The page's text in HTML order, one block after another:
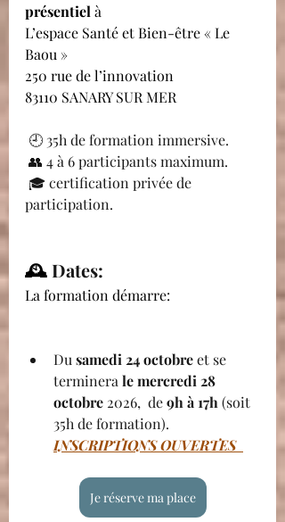
présentiel à
L’espace Santé et Bien-être « Le
Baou »
250 rue de l’innovation
83110 SANARY SUR MER
🕘 35h de formation immersive.
👥 4 à 6 participants maximum.
participation.
🕰️ Dates:
La formation démarre:
Du samedi 24 octobre et se
terminera le mercredi 28
octobre 2026, de 9h à 17h (soit
35h de formation).
INSCRIPTIONS OUVERTES
Je réserve ma place